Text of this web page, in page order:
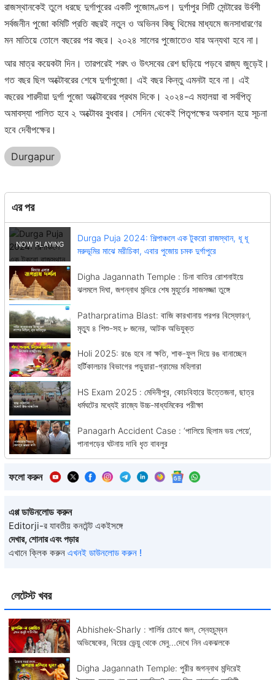
লেটেস্ট খবর
Abhishek-Sharly : শার্লির চোখে জল, স্নেহচুম্বন
অভিষেকের, বিয়ের ভেন্য়ু থেকে মেনু...দেখে নিন একঝলকে
Digha Jagannath Temple: পুরীর জগন্নাথ মন্দিরেই
রাজস্থানকেই তুলে ধরছে দুর্গাপুরের একটি পুজোমণ্ডপ। দুর্গাপুর সিটি সেন্টারের উর্বশী
সর্বজনীন পুজো কমিটি প্রতি বছরই নতুন ও অভিনব কিছু থিমের মাধ্যমে জনসাধারণের
মন মাতিয়ে তোলে বছরের পর বছর। ২০২৪ সালের পুজোতেও যার অন্যথা হবে না।
আর মাত্র কয়েকটা দিন। তারপরেই শরৎ ও উৎসবের রেশ ছড়িয়ে পড়বে রাজ্য জুড়েই।
গত বছর ছিল অক্টোবরের শেষে দুর্গাপুজো। এই বছর কিন্তু এমনটা হবে না। এই
বছরের শারদীয়া দুর্গা পুজো অক্টোবরের প্রথম দিকে। ২০২৪-এ মহালয়া বা সর্বপিতৃ
অমাবস্যা পালিত হবে ২ অক্টোবর বুধবার। সেদিন থেকেই পিতৃপক্ষের অবসান হয়ে সূচনা
হবে দেবীপক্ষের।
Durgapur
এর পর
Durga Puja 2024: শিল্পাঞ্চলে এক টুকরো রাজস্থান, ধূ ধূ
মরুভূমির মাঝে মরীচিকা, এবার পুজোয় চমক দুর্গাপুরে
Digha Jagannath Temple : চিনা বাতির রোশনাইয়ে
ঝলমলে দিঘা, জগন্নাথ মন্দিরে শেষ মুহূর্তের সাজসজ্জা তুঙ্গে
Patharpratima Blast: বাজি কারখানায় পরপর বিস্ফোরণ,
মৃত্যু ৪ শিশু-সহ ৮ জনের, আটক অভিযুক্ত
Holi 2025: রঙে হবে না ক্ষতি, শাক-ফুল দিয়ে রঙ বানাচ্ছেন
হর্টিকালচার বিভাগের পড়ুয়ারা-গ্রামের মহিলারা
HS Exam 2025 : মেদিনীপুর, কোচবিহারে উত্তেজনা, ছাত্র
ধর্মঘটের মধ্যেই রাজ্যে উচ্চ-মাধ্যমিকের পরীক্ষা
Panagarh Accident Case : ‘পালিয়ে ছিলাম ভয় পেয়ে’,
পানাগড়ের ঘটনায় দাবি ধৃত বাবলুর
ফলো করুন
এপ্প ডাউনলোড করুন
Editorji-র যাবতীয় কনটেন্ট একইসঙ্গে
দেখার, শোনার এবং পড়ার
এখানে ক্লিক করুন এখনই ডাউনলোড করুন !